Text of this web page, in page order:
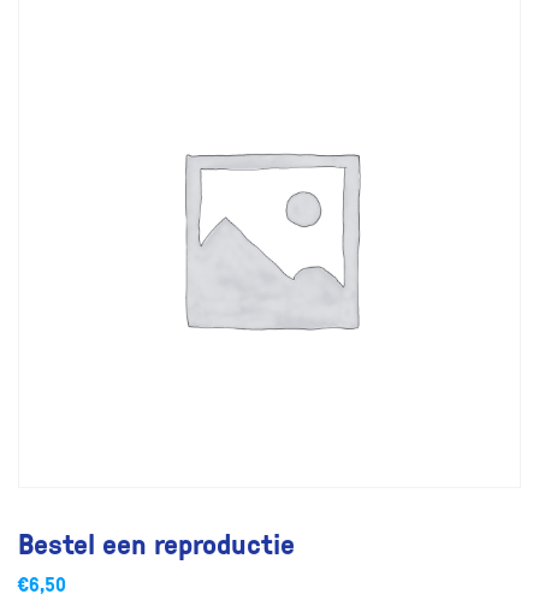
Bestel een reproductie
€6,50